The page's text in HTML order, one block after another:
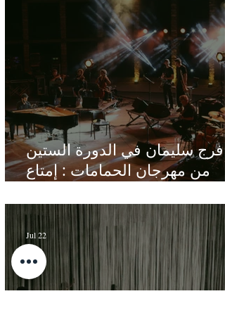
فرج سليمان في الدورة الستين
من مهرجان الحمامات : إمتاع
Jul 22